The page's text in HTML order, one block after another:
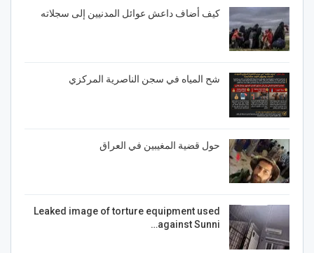
كيف أضاف داعش عوائل المدنيين إلى سجلاته
شح المياه في سجن الناصرية المركزي
حول قضية المغيبين في العراق
Leaked image of torture equipment used
against Sunni…